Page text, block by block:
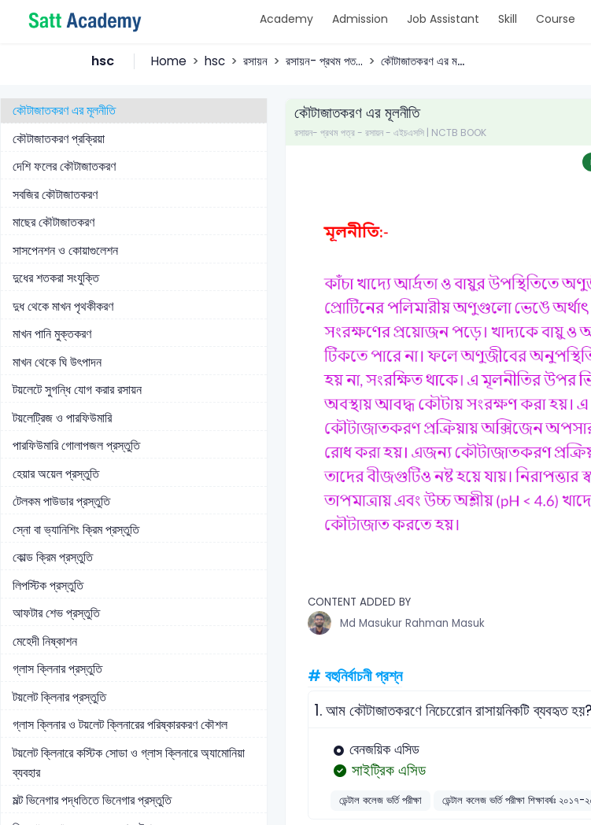
Academy Admission Job Assistant Skill Course
hsc Home hsc রসায়ন রসায়ন- প্রথম পত... কৌটাজাতকরণ এর ম...
প্রিজারভেটিভস ও খাদ্য সংরক্ষণ কৌশল
প্রাকৃতিক ফুড প্রিজারভেটিভস
কৌটাজাতকরণ এর মূলনীতি
কৌটাজাতকরণ প্রক্রিয়া
দেশি ফলের কৌটাজাতকরণ
সবজির কৌটাজাতকরণ
মাছের কৌটাজাতকরণ
সাসপেনশন ও কোয়াগুলেশন
দুধের শতকরা সংযুক্তি
দুধ থেকে মাখন পৃথকীকরণ
মাখন পানি মুক্তকরণ
মাখন থেকে ঘি উৎপাদন
টয়লেটে সুগন্ধি যোগ করার রসায়ন
টয়লেট্রিজ ও পারফিউমারি
পারফিউমারি গোলাপজল প্রস্তুতি
হেয়ার অয়েল প্রস্তুতি
টেলকম পাউডার প্রস্তুতি
স্নো বা ভ্যানিশিং ক্রিম প্রস্তুতি
কোল্ড ক্রিম প্রস্তুতি
লিপস্টিক প্রস্তুতি
আফটার শেভ প্রস্তুতি
মেহেদী নিষ্কাশন
গ্লাস ক্লিনার প্রস্তুতি
টয়লেট ক্লিনার প্রস্তুতি
গ্লাস ক্লিনার ও টয়লেট ক্লিনারের পরিষ্কারকরণ কৌশল
টয়লেট ক্লিনারে কস্টিক সোডা ও গ্লাস ক্লিনারে অ্যামোনিয়া
ব্যবহার
মল্ট ভিনেগার পদ্ধতিতে ভিনেগার প্রস্তুতি
কৌটাজাতকরণ এর মূলনীতি
রসায়ন- প্রথম পত্র - রসায়ন - এইচএসসি | NCTB BOOK
CONTENT ADDED BY
Md Masukur Rahman Masuk
# বহুনির্বাচনী প্রশ্ন
1.আম কৌটাজাতকরণে নিচেরেোন রাসায়নিকটি ব্যবহৃত হয়?
বেনজয়িক এসিড
সাইট্রিক এসিড
ডেন্টাল কলেজ ভর্তি পরীক্ষা ডেন্টাল কলেজ ভর্তি পরীক্ষা শিক্ষাবর্ষঃ